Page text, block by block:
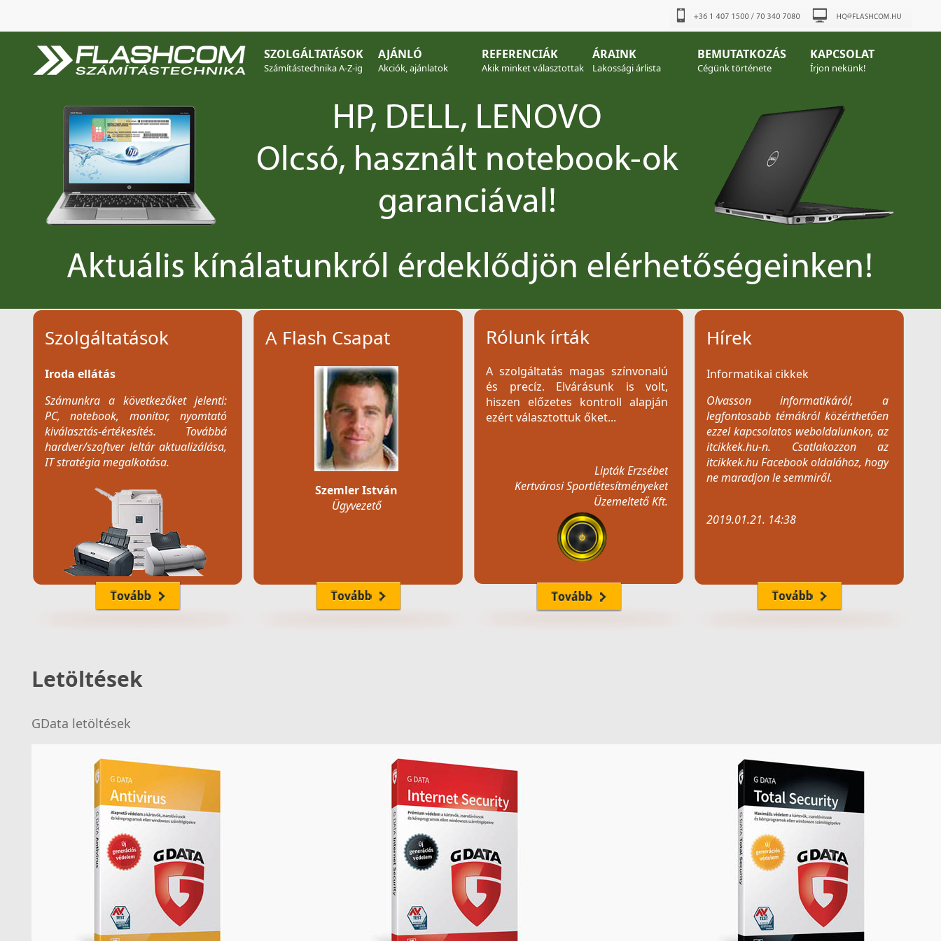
SZOLGÁLTATÁSOK
Számítástechnika A-Z-ig
AJÁNLÓ
Akciók, ajánlatok
REFERENCIÁK
Akik minket választottak
ÁRAINK
Lakossági árlista
BEMUTATKOZÁS
Cégünk története
KAPCSOLAT
Írjon nekünk!
Szolgáltatások
Iroda ellátás
Számunkra a következőket jelenti:
PC, notebook, monitor, nyomtató
kiválasztás-értékesítés. Továbbá
hardver/szoftver leltár aktualizálása,
IT stratégia megalkotása.
Notebook-ok javítása, telepítése
A Flash Csapat
Szemler István
Ügyvezető
Rólunk írták
A szolgáltatás magas színvonalú
és precíz. Elvárásunk is volt,
hiszen előzetes kontroll alapján
ezért választottuk őket...
Lipták Erzsébet
Kertvárosi Sportlétesítményeket
Üzemeltető Kft.
A cég belső hálózatunk
fejlesztését, levelező szerverünk
végezte megelégedettségünkre...
Hírek
Informatikai cikkek
Olvasson informatikáról, a
legfontosabb témákról közérthetően
ezzel kapcsolatos weboldalunkon, az
itcikkek.hu-n. Csatlakozzon az
itcikkek.hu Facebook oldalához, hogy
ne maradjon le semmiről.
2019.01.21. 14:38
Elindult új weboldalunk
Üdvözöljük új weboldalunkon! A
2019.01.21. 12:04
Letöltések
GData letöltések